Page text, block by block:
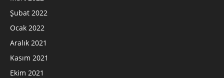
Şubat 2022
Ocak 2022
Aralık 2021
Kasım 2021
Ekim 2021